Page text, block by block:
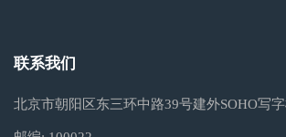
联系我们
北京市朝阳区东三环中路39号建外SOHO写